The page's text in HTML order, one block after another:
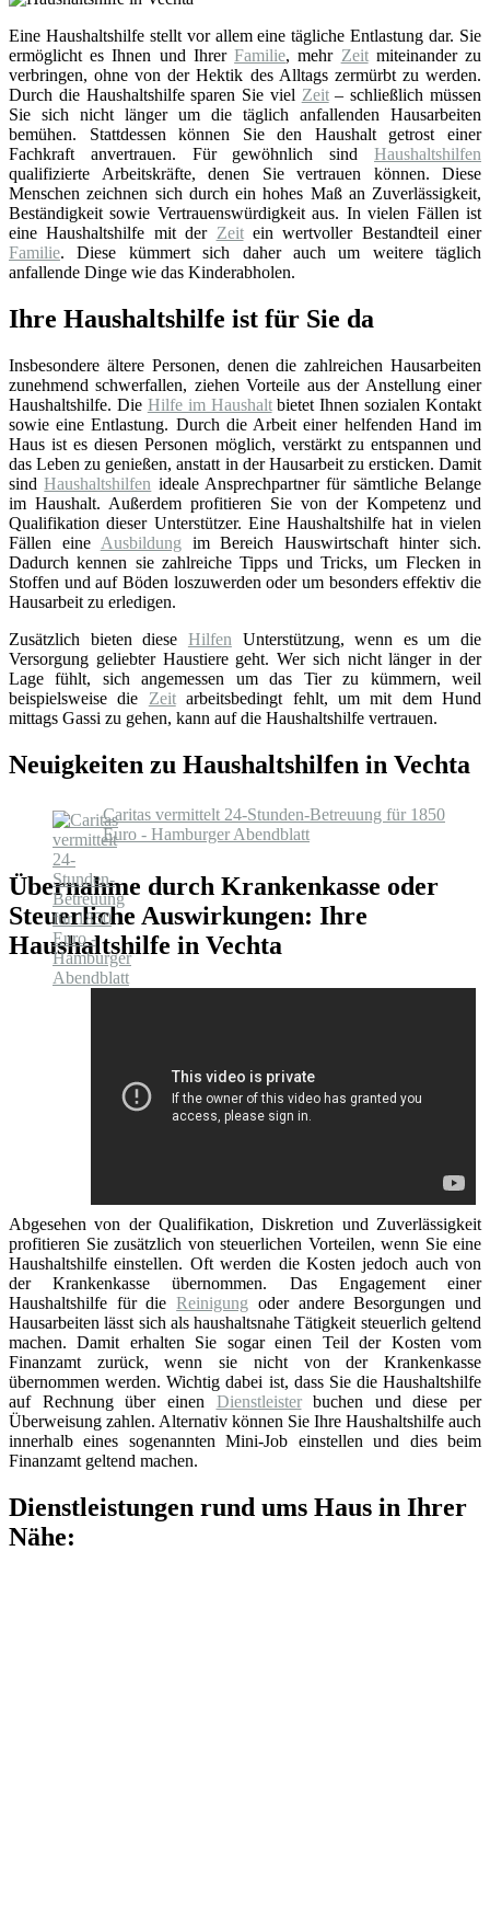
Eine Haushaltshilfe stellt vor allem eine tägliche Entlastung dar. Sie
ermöglicht es Ihnen und IhrerFamilie, mehr Zeitmiteinander zu
verbringen, ohne von der Hektik des Alltags zermürbt zu werden.
Durch die Haushaltshilfe sparen Sie viel Zeit– schließlich müssen
Sie sich nicht länger um die täglich anfallenden Hausarbeiten
bemühen. Stattdessen können Sie den Haushalt getrost einer
Fachkraft anvertrauen. Für gewöhnlich sind Haushaltshilfen
qualifizierte Arbeitskräfte, denen Sie vertrauen können. Diese
Menschen zeichnen sich durch ein hohes Maß an Zuverlässigkeit,
Beständigkeit sowie Vertrauenswürdigkeit aus. In vielen Fällen ist
eine Haushaltshilfe mit der Zeitein wertvoller Bestandteil einer
Familie. Diese kümmert sich daher auch um weitere täglich
anfallende Dinge wie das Kinderabholen.
Ihre Haushaltshilfe ist für Sie da
Insbesondere ältere Personen, denen die zahlreichen Hausarbeiten
zunehmend schwerfallen, ziehen Vorteile aus der Anstellung einer
Haushaltshilfe. Die Hilfe im Haushaltbietet Ihnen sozialen Kontakt
sowie eine Entlastung. Durch die Arbeit einer helfenden Hand im
Haus ist es diesen Personen möglich, verstärkt zu entspannen und
das Leben zu genießen, anstatt in der Hausarbeit zu ersticken. Damit
sindHaushaltshilfen ideale Ansprechpartner für sämtliche Belange
im Haushalt. Außerdem profitieren Sie von der Kompetenz und
Qualifikation dieser Unterstützer. Eine Haushaltshilfe hat in vielen
Fällen eine Ausbildung im Bereich Hauswirtschaft hinter sich.
Dadurch kennen sie zahlreiche Tipps und Tricks, um Flecken in
Stoffen und auf Böden loszuwerden oder um besonders effektiv die
Hausarbeit zu erledigen.
Zusätzlich bieten diese Hilfen Unterstützung, wenn es um die
Versorgung geliebter Haustiere geht. Wer sich nicht länger in der
Lage fühlt, sich angemessen um das Tier zu kümmern, weil
beispielsweise die Zeitarbeitsbedingt fehlt, um mit dem Hund
mittags Gassi zu gehen, kann auf die Haushaltshilfe vertrauen.
Neuigkeiten zu Haushaltshilfen in Vechta
Caritas vermittelt 24-Stunden-Betreuung für 1850
Euro - Hamburger Abendblatt
Übernahme durch Krankenkasse oder
Steuerliche Auswirkungen: Ihre
Haushaltshilfe in Vechta
Abgesehen von der Qualifikation, Diskretion und Zuverlässigkeit
profitieren Sie zusätzlich von steuerlichen Vorteilen, wenn Sie eine
Haushaltshilfe einstellen. Oft werden die Kosten jedoch auch von
der Krankenkasse übernommen. Das Engagement einer
Haushaltshilfe für dieReinigung oder andere Besorgungen und
Hausarbeiten lässt sich als haushaltsnahe Tätigkeit steuerlich geltend
machen. Damit erhalten Sie sogar einen Teil der Kosten vom
Finanzamt zurück, wenn sie nicht von der Krankenkasse
übernommen werden. Wichtig dabei ist, dass Sie die Haushaltshilfe
auf Rechnung über einen Dienstleisterbuchen und diese per
Überweisung zahlen. Alternativ können Sie Ihre Haushaltshilfe auch
innerhalb eines sogenannten Mini-Job einstellen und dies beim
Finanzamt geltend machen.
Dienstleistungen rund ums Haus in Ihrer
Nähe: